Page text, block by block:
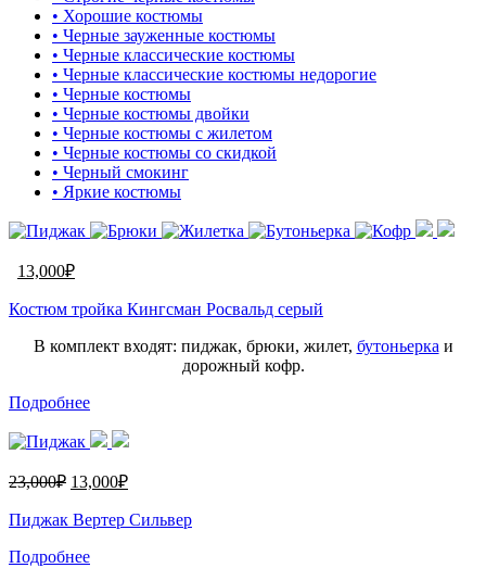
• Хорошие костюмы
• Черные зауженные костюмы
• Черные классические костюмы
• Черные классические костюмы недорогие
• Черные костюмы
• Черные костюмы двойки
• Черные костюмы с жилетом
• Черные костюмы со скидкой
• Черный смокинг
• Яркие костюмы
13,000₽
Костюм тройка Кингсман Росвальд серый
В комплект входят: пиджак, брюки, жилет, бутоньерка и
дорожный кофр.
Подробнее
23,000₽ 13,000₽
Пиджак Вертер Сильвер
Подробнее